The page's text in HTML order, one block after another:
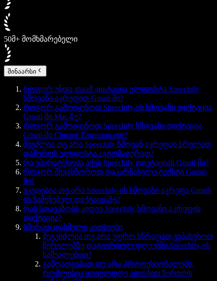
50მ+ მომხმარებელი
შინაარსი
როგორ უნდა დაამ дикტაცია ელფოსტა Speechify
ხმოვანი აკრეფით Gmail-ში?
როგორ გამოიყენოთ Speechify-ის ხმოვანი დიქტაცია
Gmail-ში Mac-ზე?
როგორ გამოიყენოთ Speechify ხმოვანი დიქტაცია
Gmail-ში Chrome Extension-ით?
შეუძლია თუ არა Speechify ხმოვან აკრეფას სრულად
დაწეროს ელფოსტა ავტომატურად?
რა უპირატესობა აქვს Speechify დიკტაციას Gmail-ში?
როგორ შევასწოროთ დაკარნახული ტექსტი Gmail-
ში?
უკეთესია თუ არა Speechify-ის ხმოვანი აკრეფა Gmail-
ის ჩაშენებულ დიქტაციაზე?
რას სთავაზობს კიდევ Speechify ხმოვანი აკრეფის
დიქტაცია?
ხშირად დასმული კითხვები
შეგვიძლია თუ არა უფრო სწრაფად ვუპასუხოთ
წერილებზე დატვირთულ დღეებში Speechify-ის
საშუალებით?
გამოადგებათ თუ არა პროფესიონალებს,
რომლებიც ყოველდღე ათობით წერილს